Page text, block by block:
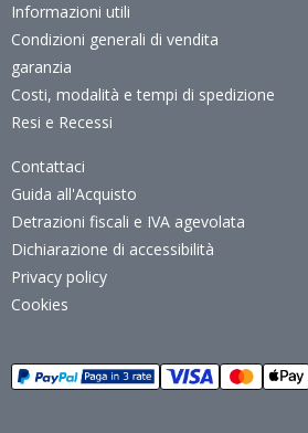
Informazioni utili
Condizioni generali di vendita
garanzia
Costi, modalità e tempi di spedizione
Resi e Recessi
Contattaci
Guida all'Acquisto
Detrazioni fiscali e IVA agevolata
Dichiarazione di accessibilità
Privacy policy
Cookies